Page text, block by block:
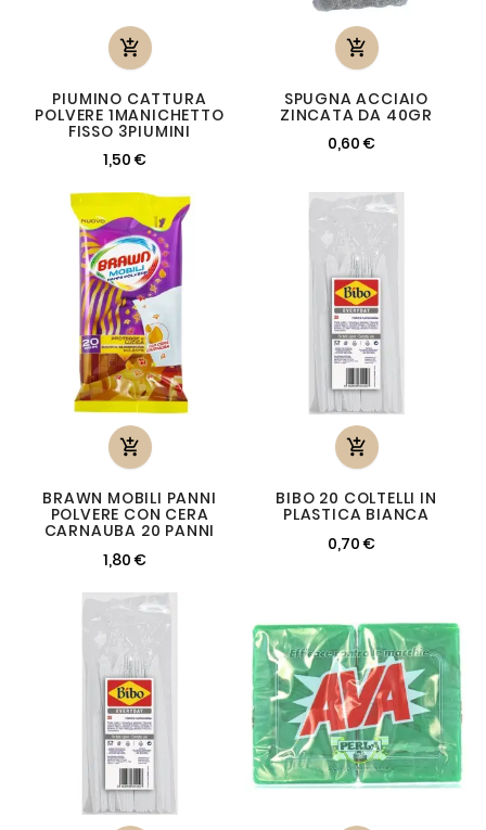

PIUMINO CATTURA
POLVERE 1MANICHETTO
FISSO 3PIUMINI
1,50 €

SPUGNA ACCIAIO
ZINCATA DA 40GR
0,60 €

BRAWN MOBILI PANNI
POLVERE CON CERA
CARNAUBA 20 PANNI
1,80 €

BIBO 20 COLTELLI IN
PLASTICA BIANCA
0,70 €